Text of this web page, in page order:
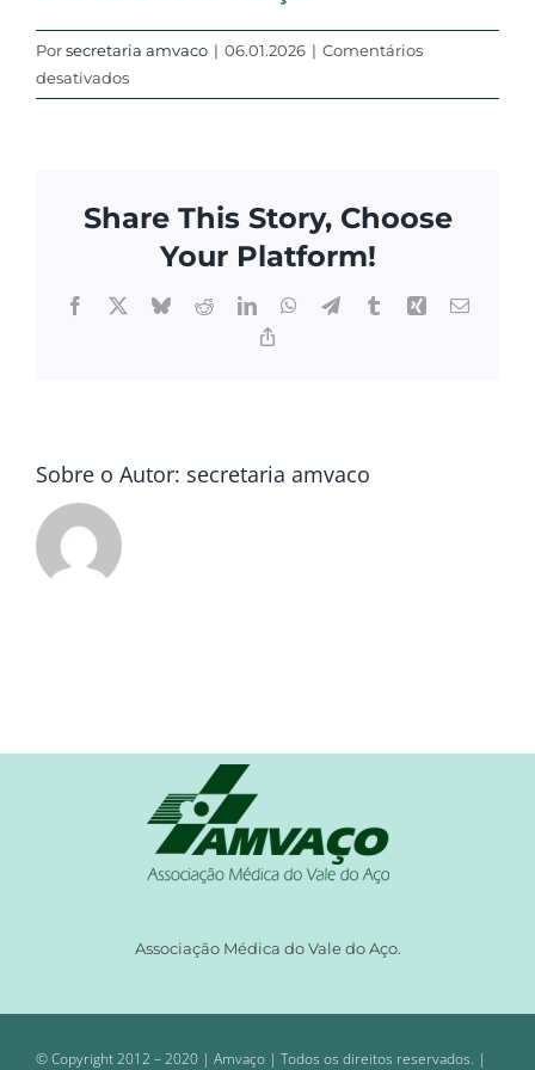
Porsecretaria amvaco | 06.01.2026 | Comentários
desativadosem
Dra.
Share This Story, Choose
Your Platform!
Facebook BlueskyRedditLinkedInWhatsApp
TelegramTumblrXing E-
Sobre o Autor: secretaria amvaco
Associação Médica do Vale do Aço.
© Copyright 2012 – 2020 | Amvaço | Todos os direitos reservados. |